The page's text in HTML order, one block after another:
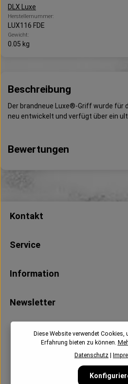
DLX Luxe
Herstellernummer:
LUX116 FDE
Gewicht:
0.05 kg
Beschreibung
Der brandneue Luxe®-Griff wurde
neu entwickelt und verfügt über ein
Bewertungen
Kontakt
Service
Information
Newsletter
Diese Website verwendet
Erfahrung bieten zu können.
Datenschutz